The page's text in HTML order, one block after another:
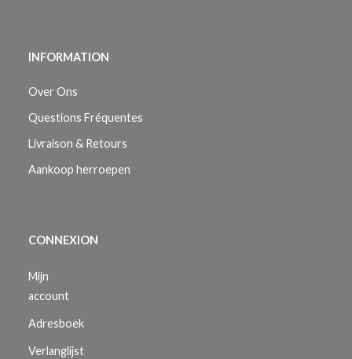
INFORMATION
Over Ons
Questions Fréquentes
Livraison & Retours
Aankoop herroepen
CONNEXION
Mijn
account
Adresboek
Verlanglijst